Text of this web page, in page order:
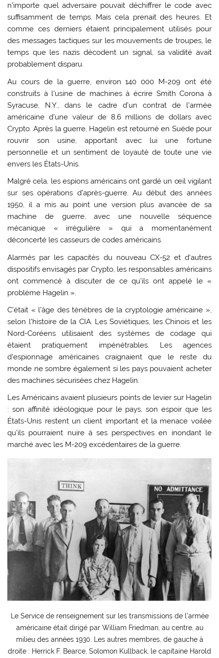
n’importe quel adversaire pouvait déchiffrer le code avec
suffisamment de temps. Mais cela prenait des heures. Et
comme ces derniers étaient principalement utilisés pour
des messages tactiques sur les mouvements de troupes, le
temps que les nazis décodent un signal, sa validité avait
probablement disparu.
Au cours de la guerre, environ 140 000 M-209 ont été
construits à l’usine de machines à écrire Smith Corona à
Syracuse, N.Y., dans le cadre d’un contrat de l’armée
américaine d’une valeur de 8,6 millions de dollars avec
Crypto. Après la guerre, Hagelin est retourné en Suède pour
rouvrir son usine, apportant avec lui une fortune
personnelle et un sentiment de loyauté de toute une vie
envers les États-Unis.
Malgré cela, les espions américains ont gardé un œil vigilant
sur ses opérations d’après-guerre. Au début des années
1950, il a mis au point une version plus avancée de sa
machine de guerre, avec une nouvelle séquence
mécanique « irrégulière » qui a momentanément
déconcerté les casseurs de codes américains.
Alarmés par les capacités du nouveau CX-52 et d’autres
dispositifs envisagés par Crypto, les responsables américains
ont commencé à discuter de ce qu’ils ont appelé le «
problème Hagelin ».
C’était « l’âge des ténèbres de la cryptologie américaine »,
selon l’histoire de la CIA. Les Soviétiques, les Chinois et les
Nord-Coréens utilisaient des systèmes de codage qui
étaient pratiquement impénétrables. Les agences
d’espionnage américaines craignaient que le reste du
monde ne sombre également si les pays pouvaient acheter
des machines sécurisées chez Hagelin.
Les Américains avaient plusieurs points de levier sur Hagelin
: son affinité idéologique pour le pays, son espoir que les
États-Unis restent un client important et la menace voilée
qu’ils pourraient nuire à ses perspectives en inondant le
marché avec les M-209 excédentaires de la guerre.
Le Service de renseignement sur les transmissions de l’armée
américaine était dirigé par William Friedman, au centre, au
milieu des années 1930. Les autres membres, de gauche à
droite : Herrick F. Bearce, Solomon Kullback, le capitaine Harold